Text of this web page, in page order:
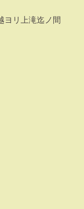
ヨリ上滝迄ノ間